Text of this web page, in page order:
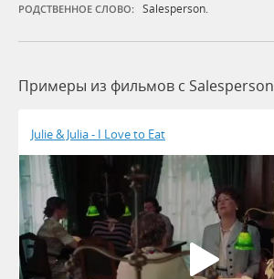
РОДСТВЕННОЕ СЛОВО: Salesperson.
Примеры из фильмов c Salesperson
Julie & Julia - I Love to Eat